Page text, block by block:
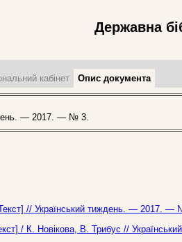
Державна
кабінет Опис документа
— 2017. — № 3.
// Український тиждень. — 2017.
/ К. Новікова, В. Трибус //